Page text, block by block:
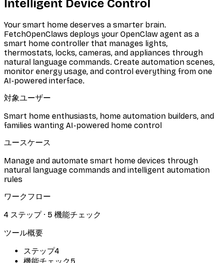
Intelligent Device Control
Your smart home deserves a smarter brain.
FetchOpenClaws deploys your OpenClaw agent as a
smart home controller that manages lights,
thermostats, locks, cameras, and appliances through
natural language commands. Create automation scenes,
monitor energy usage, and control everything from one
AI-powered interface.
対象ユーザー
Smart home enthusiasts, home automation builders, and
families wanting AI-powered home control
ユースケース
Manage and automate smart home devices through
natural language commands and intelligent automation
rules
ワークフロー
4 ステップ· 5 機能チェック
ツール概要
ステップ4